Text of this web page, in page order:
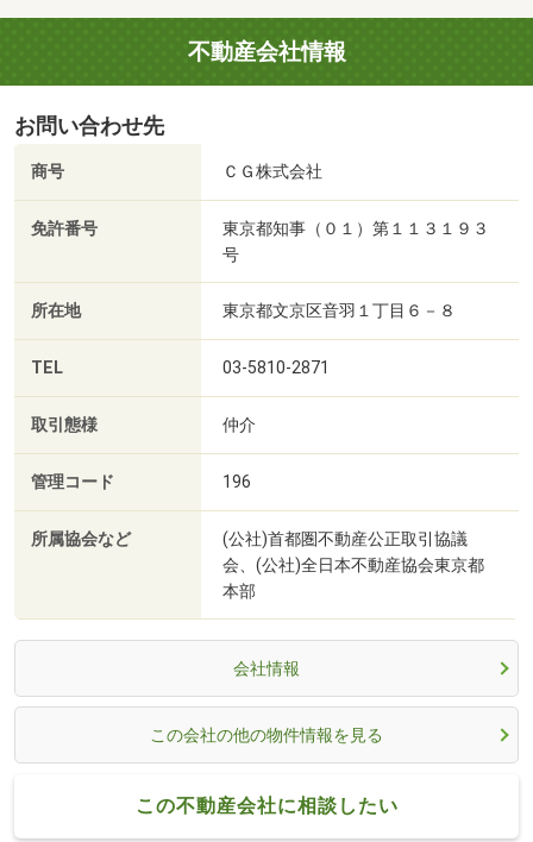
不動産会社情報
お問い合わせ先
商号 ＣＧ株式会社
免許番号
東京都知事（０１）第１１３１９３
号
所在地 東京都文京区音羽１丁目６－８
TEL 03-5810-2871
取引態様 仲介
管理コード 196
所属協会など
(公社)首都圏不動産公正取引協議
会、(公社)全日本不動産協会東京都
本部
会社情報
この会社の他の物件情報を見る
この不動産会社に相談したい